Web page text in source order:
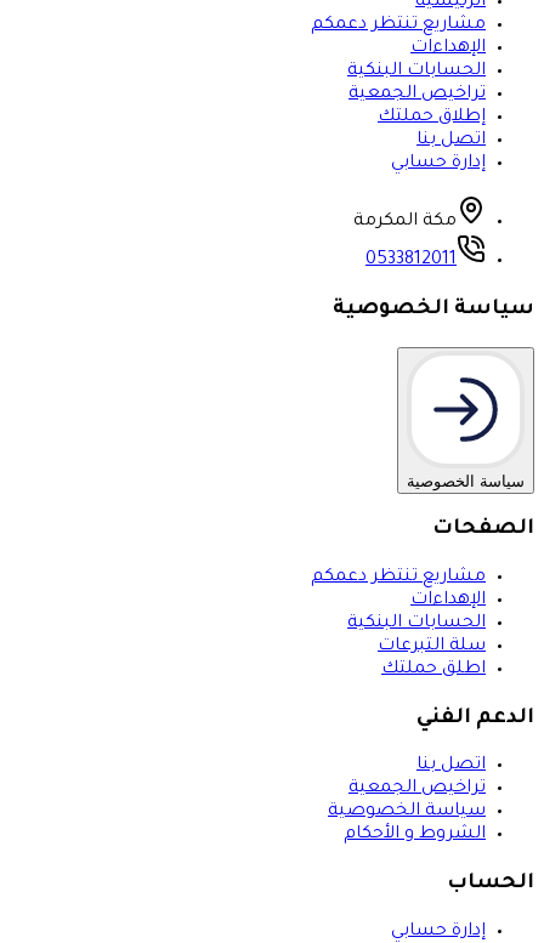
مشاريع تنتظر دعمكم
الإهداءات
الحسابات البنكية
تراخيص الجمعية
إطلاق حملتك
اتصل بنا
إدارة حسابي
مكة المكرمة
0533812011
سياسة الخصوصية
سياسة الخصوصية
الصفحات
مشاريع تنتظر دعمكم
الإهداءات
الحسابات البنكية
سلة التبرعات
اطلق حملتك
الدعم الفني
اتصل بنا
تراخيص الجمعية
سياسة الخصوصية
الشروط و الأحكام
الحساب
إدارة حسابي